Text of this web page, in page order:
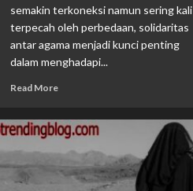
semakin terkoneksi namun sering kali
terpecah oleh perbedaan, solidaritas
antar agama menjadi kunci penting
dalam menghadapi...
Read More